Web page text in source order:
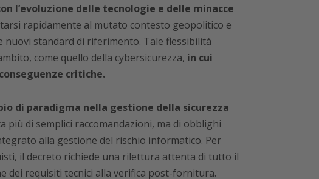
l’evoluzione delle tecnologie e delle minacce
rapidamente al mutato contesto geopolitico e
standard di riferimento. Tale flessibilità
come quello della cybersicurezza, in cui
critiche.
di paradigma nella gestione della sicurezza
più di semplici raccomandazioni, ma di obblighi
alla gestione del rischio informatico. Per
il decreto richiede una rilettura attenta di tutto il
dei requisiti tecnici alla verifica post-fornitura.